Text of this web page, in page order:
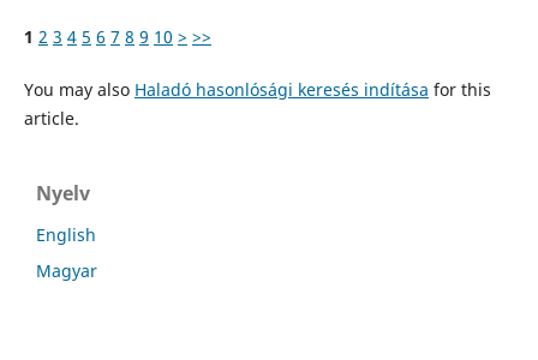
1 2 3 4 5 6 7 8 9 10 > >>
You may also Haladó hasonlósági keresés indítása for this
article.
Nyelv
English
Magyar